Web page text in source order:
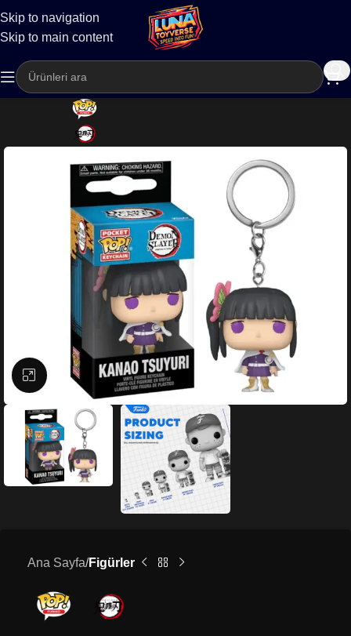
Skip to navigation
Skip to main content
Kargo
Büyütmek için tıklayın
Ana Sayfa Figürler